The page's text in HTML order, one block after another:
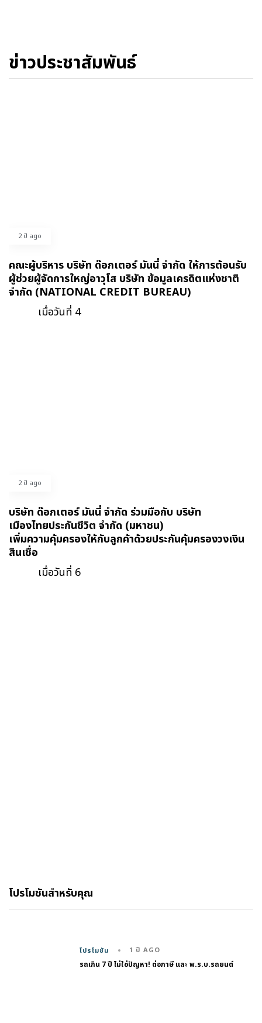
ข่าวประชาสัมพันธ์
2 ปี ago
คณะผู้บริหาร บริษัท ด๊อกเตอร์ มันนี่ จำกัด ให้การต้อนรับ
ผู้ช่วยผู้จัดการใหญ่อาวุโส บริษัท ข้อมูลเครดิตแห่งชาติ
จำกัด (NATIONAL CREDIT BUREAU)
เมื่อวันที่ 4
2 ปี ago
บริษัท ด๊อกเตอร์ มันนี่ จำกัด ร่วมมือกับ บริษัท
เมืองไทยประกันชีวิต จํากัด (มหาชน)
เพิ่มความคุ้มครองให้กับลูกค้าด้วยประกันคุ้มครองวงเงิน
สินเชื่อ
เมื่อวันที่ 6
โปรโมชันสำหรับคุณ
โปรโมชัน 1 ปี AGO
รถเกิน 7 ปี ไม่ใช่ปัญหา! ต่อภาษี และ พ.ร.บ.รถยนต์